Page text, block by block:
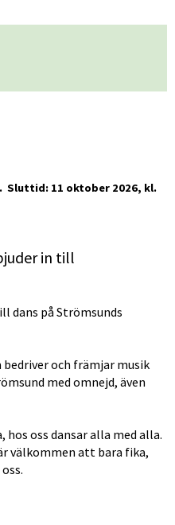
Sluttid: 11 oktober 2026, kl.
in till
dans på Strömsunds
och främjar musik
med omnejd, även
hos oss dansar alla med alla.
välkommen att bara fika,